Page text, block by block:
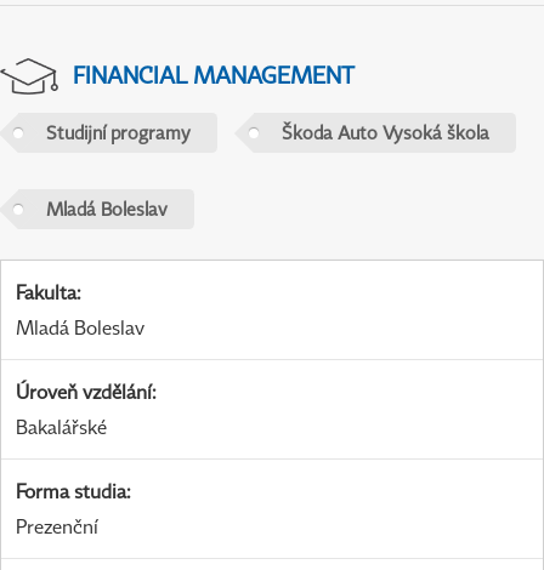
FINANCIAL MANAGEMENT
Studijní programy Škoda Auto Vysoká škola
Mladá Boleslav
Fakulta:
Mladá Boleslav
Úroveň vzdělání:
Bakalářské
Forma studia:
Prezenční